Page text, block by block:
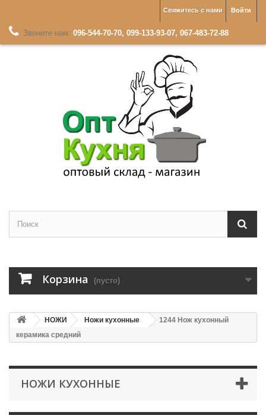
Войти
Свяжитесь с нами
Звоните нам: 096-544-70-70, 099-133-93-07, 067-483-72-88
Корзина (пусто)
НОЖИ Ножи кухонные
1244 Нож кухонный
керамика средний
НОЖИ КУХОННЫЕ